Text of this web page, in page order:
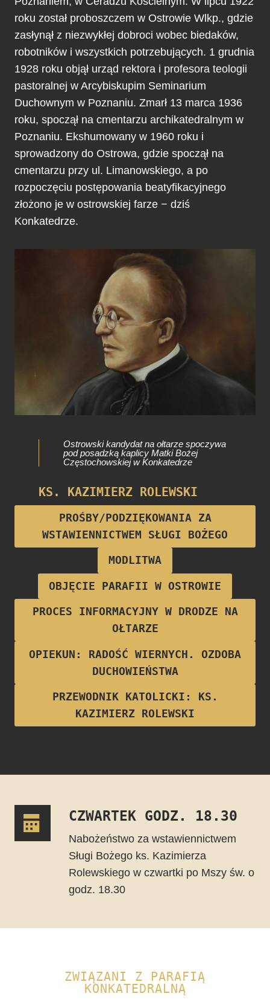
roku został proboszczem w Ostrowie Wlkp., gdzie
zasłynął z niezwykłej dobroci wobec biedaków,
robotników i wszystkich potrzebujących. 1 grudnia
1928 roku objął urząd rektora i profesora teologii
pastoralnej w Arcybiskupim Seminarium
Duchownym w Poznaniu. Zmarł 13 marca 1936
roku, spoczął na cmentarzu archikatedralnym w
Poznaniu. Ekshumowany w 1960 roku i
sprowadzony do Ostrowa, gdzie spoczął na
cmentarzu przy ul. Limanowskiego, a po
rozpoczęciu postępowania beatyfikacyjnego
złożono je w ostrowskiej farze − dziś
Konkatedrze.
Ostrowski kandydat na ołtarze spoczywa
pod posadzką kaplicy Matki Bożej
Częstochowskiej w Konkatedrze
KS. KAZIMIERZ ROLEWSKI
Proboszcz parafii w latach 1922-1928
PROŚBY/PODZIĘKOWANIA ZA
WSTAWIENNICTWEM SŁUGI BOŻEGO
MODLITWA
OBJĘCIE PARAFII W OSTROWIE
PROCES INFORMACYJNY W DRODZE NA
OŁTARZE
OPIEKUN: RADOŚĆ WIERNYCH. OZDOBA
DUCHOWIEŃSTWA
PRZEWODNIK KATOLICKI: KS.
KAZIMIERZ ROLEWSKI
CZWARTEK GODZ. 18.30
Nabożeństwo za wstawiennictwem
Sługi Bożego ks. Kazimierza
Rolewskiego w czwartki po Mszy św. o
godz. 18.30
ZWIĄZANI Z PARAFIĄ
KONKATEDRALNĄ